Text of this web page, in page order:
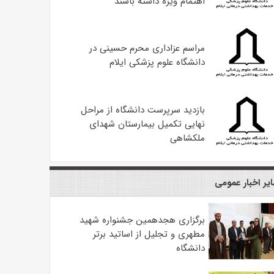
مراسم عزاداری محرم حسینی در
دانشگاه علوم پزشکی ایلام
بازدید سرپرست دانشگاه از مراحل
نهایی تکمیل بیمارستان شهدای
ملکشاهی
اخبار عمومی
برگزاری هجدهمین جشنواره شهید
مطهری و تجلیل از اساتید برتر
دانشگاه